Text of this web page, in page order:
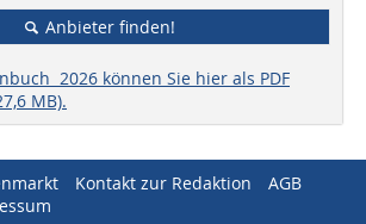
Anbieter finden!
2026 können Sie hier als PDF
MB).
Kontakt zur Redaktion
AGB